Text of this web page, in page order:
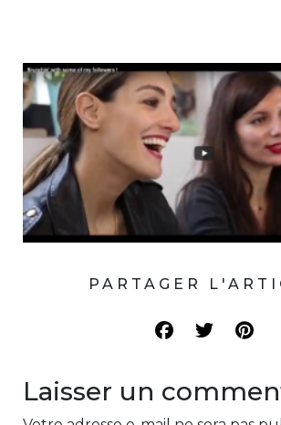
PARTAGER
Laisser un